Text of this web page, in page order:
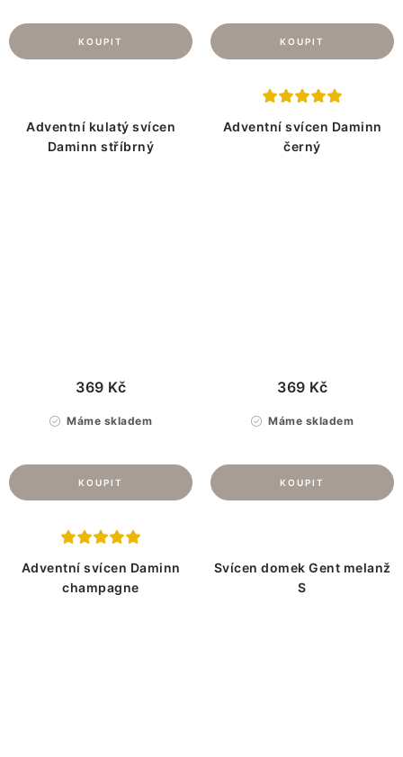
Adventní kulatý svícen
Daminn stříbrný
Máme skladem
369 Kč
Adventní svícen Daminn
černý
Máme skladem
369 Kč
Adventní svícen Daminn
champagne
Svícen domek Gent melanž
S